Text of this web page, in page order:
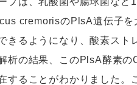
cremorisのPlsA遺伝子を
きるようになり、酸素スト
析の結果、このPlsA酵素
することがわかりました。